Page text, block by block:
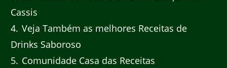
Cassis
4 Veja Também as melhores Receitas de
Drinks Saboroso
5 Comunidade Casa das Receitas